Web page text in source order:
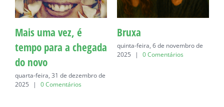
Mais uma vez, é
tempo para a chegada
do novo
quarta-feira, 31 de dezembro de
2025
| 0 Comentários
Bruxa
quinta-feira, 6 de novembro de
2025
| 0 Comentários